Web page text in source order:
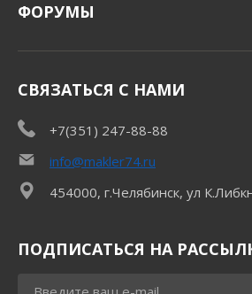
ФОРУМЫ
СВЯЗАТЬСЯ С НАМИ
+7(351) 247-88-88
info@makler74.ru
454000, г.Челябинск, ул
ПОДПИСАТЬСЯ НА